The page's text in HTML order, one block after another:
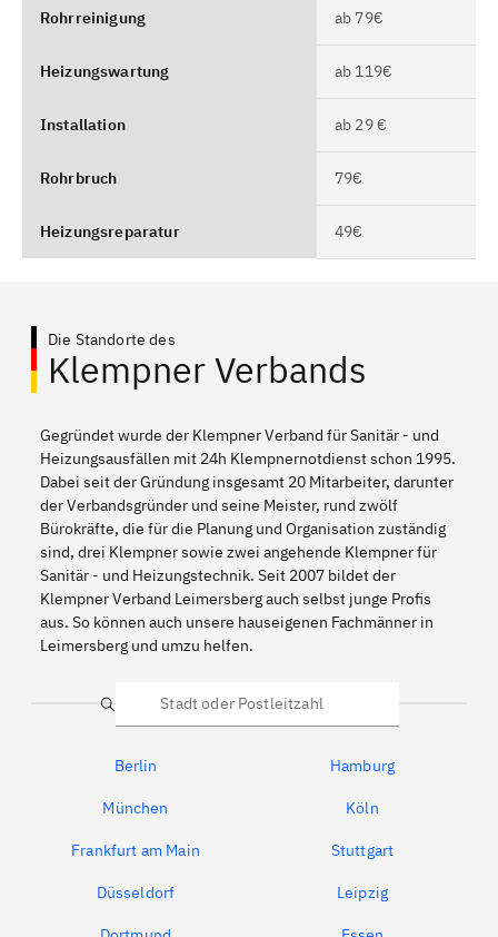
Rohrreinigung ab 79€
Heizungswartung ab 119€
Installation ab 29 €
Rohrbruch 79€
Heizungsreparatur 49€
Die Standorte des
Klempner Verbands
Gegründet wurde der Klempner Verband für Sanitär - und
Heizungsausfällen mit 24h Klempnernotdienst schon 1995.
Dabei seit der Gründung insgesamt 20 Mitarbeiter, darunter
der Verbandsgründer und seine Meister, rund zwölf
Bürokräfte, die für die Planung und Organisation zuständig
sind, drei Klempner sowie zwei angehende Klempner für
Sanitär - und Heizungstechnik. Seit 2007 bildet der
Klempner Verband Leimersberg auch selbst junge Profis
aus. So können auch unsere hauseigenen Fachmänner in
Leimersberg und umzu helfen.
Suche
Berlin Hamburg
München Köln
Frankfurt am Main Stuttgart
Düsseldorf Leipzig